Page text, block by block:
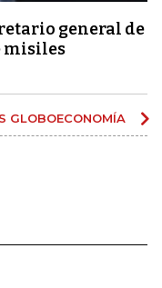
general de
misiles
GLOBOECONOMÍA